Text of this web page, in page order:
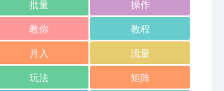
批量 操作
教你 教程
月入 流量
玩法 矩阵